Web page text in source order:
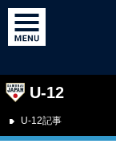
U-12
U-12記事